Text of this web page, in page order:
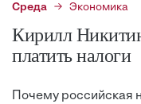
Среда Экономика
Кирилл
платить налоги
Почему российская